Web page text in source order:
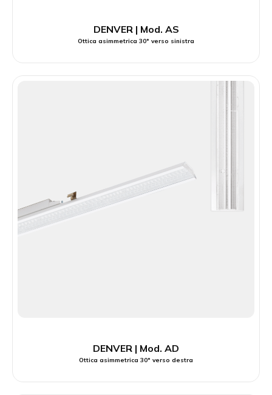
DENVER | Mod. AS
Ottica asimmetrica 30° verso sinistra
DENVER | Mod. AD
Ottica asimmetrica 30° verso destra